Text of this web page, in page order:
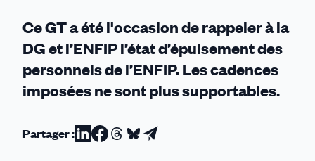
Ce GT a été l'occasion de rappeler à la
DG et l’ENFIP l’état d’épuisement des
personnels de l’ENFIP. Les cadences
imposées ne sont plus supportables.
Partager :Partager
Partager
Partager
Partager
Partager